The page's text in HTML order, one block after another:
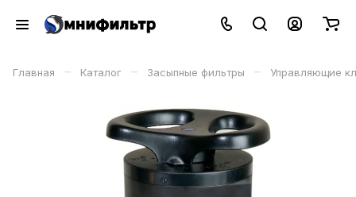
Главная – Каталог – Засыпные фильтры – Управляющие